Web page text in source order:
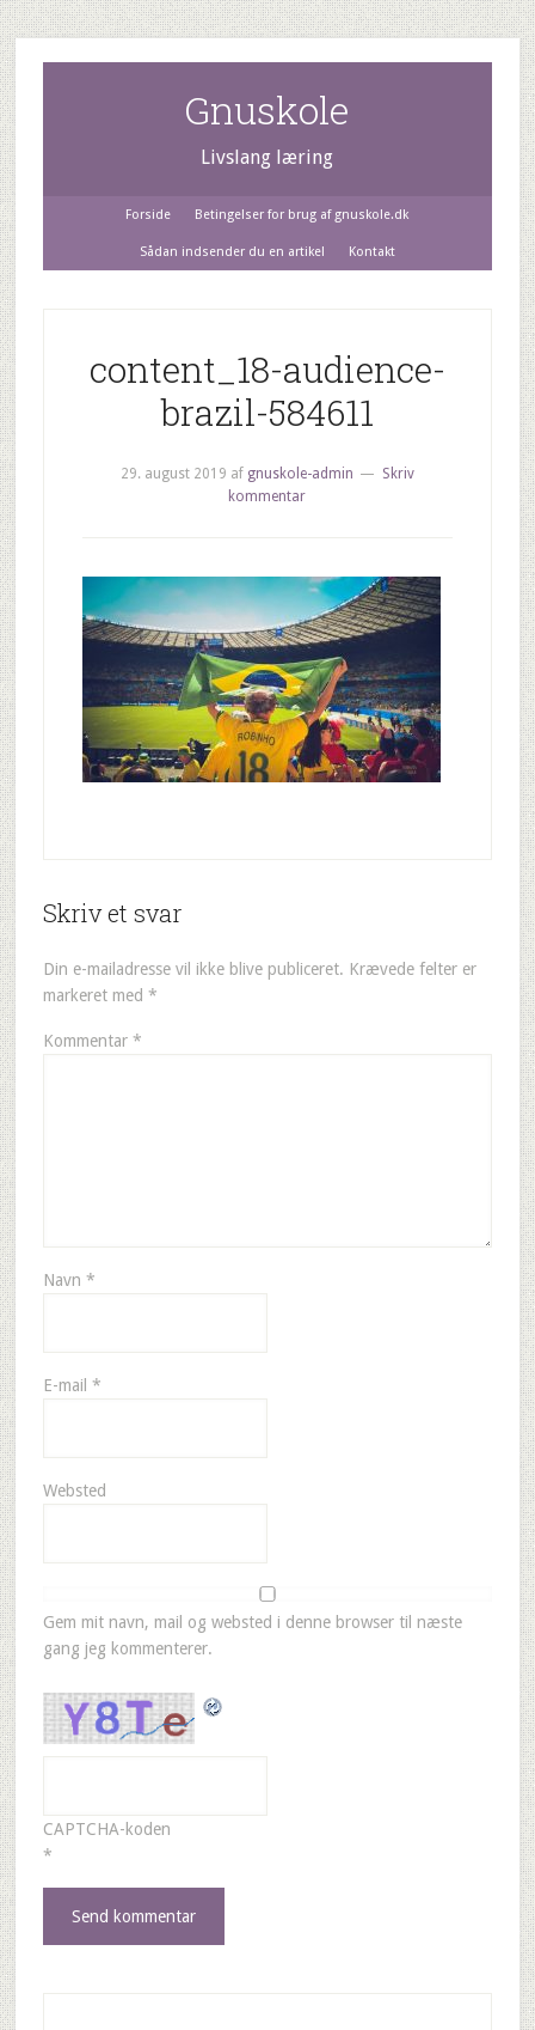
Gnuskole
Livslang læring
Forside Betingelser for brug af gnuskole.dk
Sådan indsender du en artikel Kontakt
content_18-audience-
brazil-584611
29. august 2019 af gnuskole-admin
Skriv
kommentar
Skriv et svar
Din e-mailadresse vil ikke blive publiceret. Krævede felter er
markeret med *
Kommentar *
Navn *
E-mail *
Websted
Gem mit navn, mail og websted i denne browser til næste
gang jeg kommenterer.
CAPTCHA-koden
*